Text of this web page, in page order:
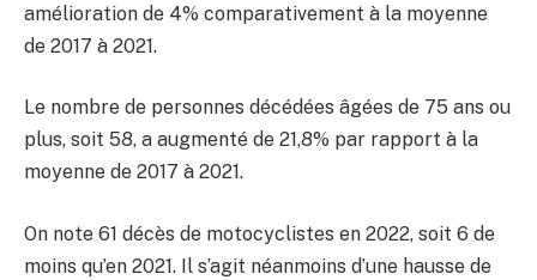
amélioration de 4% comparativement à la moyenne
de 2017 à 2021.
Le nombre de personnes décédées âgées de 75 ans ou
plus, soit 58, a augmenté de 21,8% par rapport à la
moyenne de 2017 à 2021.
On note 61 décès de motocyclistes en 2022, soit 6 de
moins qu’en 2021. Il s’agit néanmoins d’une hausse de